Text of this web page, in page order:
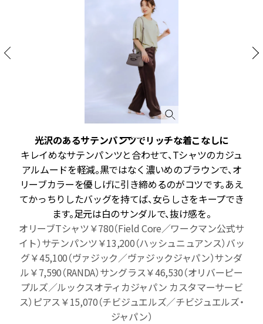
光沢のあるサテンパンツでリッチな着こなしに
キレイめなサテンパンツと合わせて、Tシャツのカジュ
アルムードを軽減。黒ではなく濃いめのブラウンで、オ
リーブカラーを優しげに引き締めるのがコツです。あえ
てかっちりしたバッグを持てば、女らしさをキープでき
ます。足元は白のサンダルで、抜け感を。
オリーブTシャツ￥780（Field Core／ワークマン公式サ
イト）サテンパンツ￥13,200（ハッシュニュアンス）バッ
グ￥45,100（ヴァジック／ヴァジックジャパン）サンダ
ル￥7,590（RANDA）サングラス￥46,530（オリバーピー
プルズ／ルックスオティカジャパン カスタマーサービ
ス）ピアス￥15,070（チビジュエルズ／チビジュエルズ・
ジャパン）